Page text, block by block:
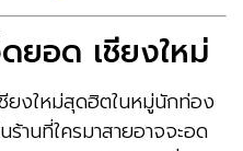
ยอด เชียงใหม่
ชียงใหม่สุดฮิตในหมู่นักท่อง
านที่ใครมาสายอาจจะอด